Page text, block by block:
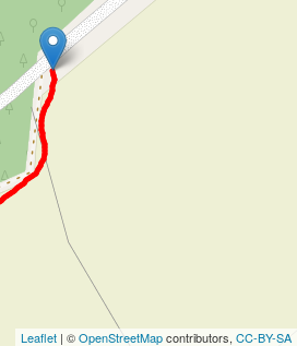
Leaflet | ©OpenStreetMapcontributors, CC-BY-SA